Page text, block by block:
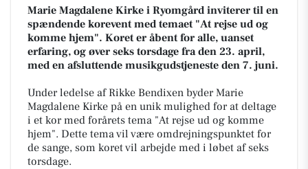
Marie Magdalene Kirke i Ryomgård inviterer til en
spændende korevent med temaet "At rejse ud og
komme hjem". Koret er åbent for alle, uanset
erfaring, og øver seks torsdage fra den 23. april,
med en afsluttende musikgudstjeneste den 7. juni.
Under ledelse af Rikke Bendixen byder Marie
Magdalene Kirke på en unik mulighed for at deltage
i et kor med forårets tema "At rejse ud og komme
hjem". Dette tema vil være omdrejningspunktet for
de sange, som koret vil arbejde med i løbet af seks
torsdage.